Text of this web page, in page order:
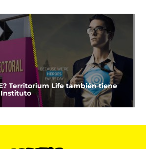
Territorium Life también tiene